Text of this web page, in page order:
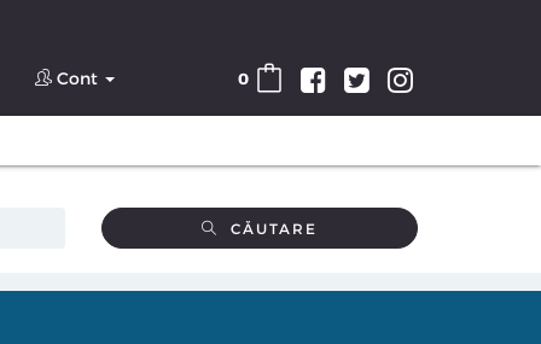
0
Cont
CĂUTARE